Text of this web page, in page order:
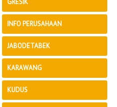
GRESIK
INFO PERUSAHAAN
JABODETABEK
KARAWANG
KUDUS